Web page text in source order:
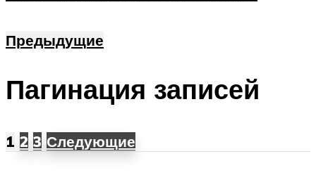
Предыдущие
Пагинация записей
1 2 3 Следующие